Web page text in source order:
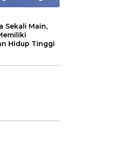
Sekali Main,
Hidup Tinggi